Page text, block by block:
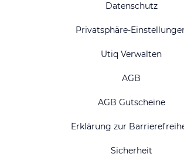
Datenschutz
Privatsphäre-
Utiq Verwalten
AGB
AGB Gutscheine
Erklärung zur
Sicherheit